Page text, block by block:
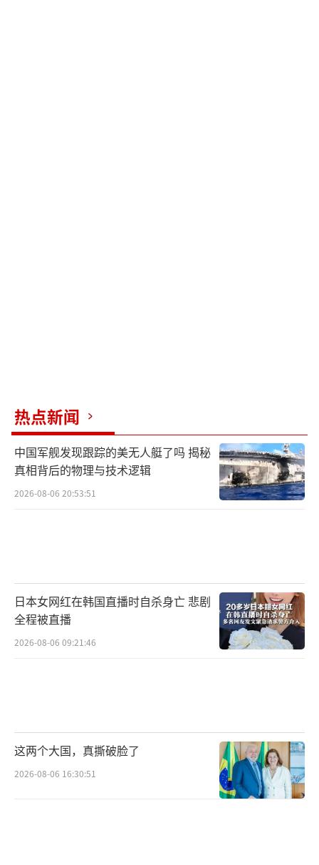
热点新闻
中国军舰发现跟踪的美无人艇了吗 揭秘
真相背后的物理与技术逻辑
2026-08-06 20:53:51
日本女网红在韩国直播时自杀身亡 悲剧
全程被直播
2026-08-06 09:21:46
这两个大国，真撕破脸了
2026-08-06 16:30:51